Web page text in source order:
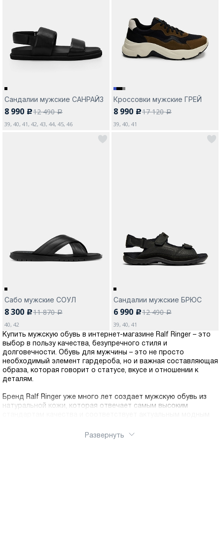
Сандалии мужские САНРАЙЗ
8 990 c12 490a
39, 40, 41, 42, 43, 44, 45, 46
Кроссовки мужские ГРЕЙ
8 990 c17 120a
39, 40, 41
Сабо мужские СОУЛ
8 300 c11 870a
40, 42
Сандалии мужские БРЮС
6 990 c12 490a
39, 40, 41
Купить мужскую обувь в интернет-магазине Ralf Ringer – это
выбор в пользу качества, безупречного стиля и
долговечности. Обувь для мужчины – это не просто
необходимый элемент гардероба, но и важная составляющая
образа, которая говорит о статусе, вкусе и отношении к
деталям.
Бренд Ralf Ringer уже много лет создает мужскую обувь из
натуральной кожи, которая отвечает самым высоким
включает широкий выбор моделей для любого случая и
Развернуть